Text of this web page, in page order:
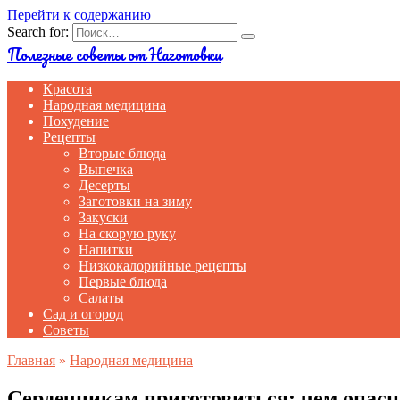
Перейти к содержанию
Search for:
Полезные советы от Наготовки
Красота
Народная медицина
Похудение
Рецепты
Вторые блюда
Выпечка
Десерты
Заготовки на зиму
Закуски
На скорую руку
Напитки
Низкокалорийные рецепты
Первые блюда
Салаты
Сад и огород
Советы
Главная » Народная медицина